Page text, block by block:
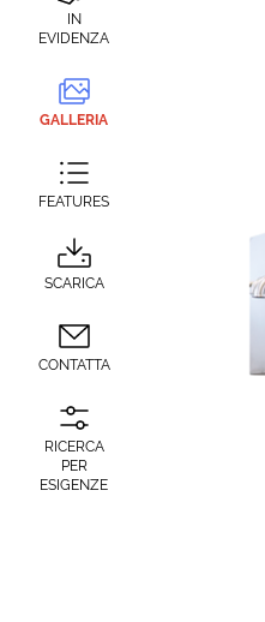
IN
EVIDENZA
GALLERIA
FEATURES
SCARICA
CONTATTA
RICERCA
PER
ESIGENZE